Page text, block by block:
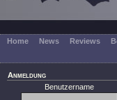
Home News Reviews
Anmeldung
Benutzername